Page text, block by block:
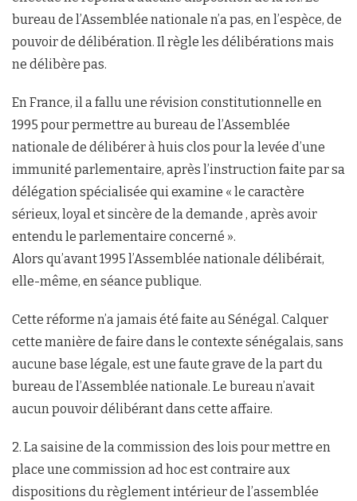
bureau de l’Assemblée nationale n’a pas, en l’espèce, de
pouvoir de délibération. Il règle les délibérations mais
ne délibère pas.
En France, il a fallu une révision constitutionnelle en
1995 pour permettre au bureau de l’Assemblée
nationale de délibérer à huis clos pour la levée d’une
immunité parlementaire, après l’instruction faite par sa
délégation spécialisée qui examine « le caractère
sérieux, loyal et sincère de la demande , après avoir
entendu le parlementaire concerné ».
Alors qu’avant 1995 l’Assemblée nationale délibérait,
elle-même, en séance publique.
Cette réforme n’a jamais été faite au Sénégal. Calquer
cette manière de faire dans le contexte sénégalais, sans
aucune base légale, est une faute grave de la part du
bureau de l’Assemblée nationale. Le bureau n’avait
aucun pouvoir délibérant dans cette affaire.
2. La saisine de la commission des lois pour mettre en
place une commission ad hoc est contraire aux
dispositions du règlement intérieur de l’assemblée